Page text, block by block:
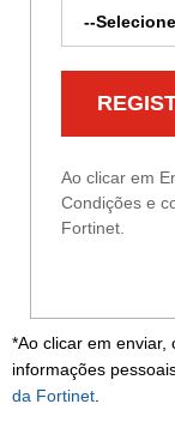
Ao clicar em
Condições e
Fortinet.
*Ao clicar em enviar,
informações
da Fortinet